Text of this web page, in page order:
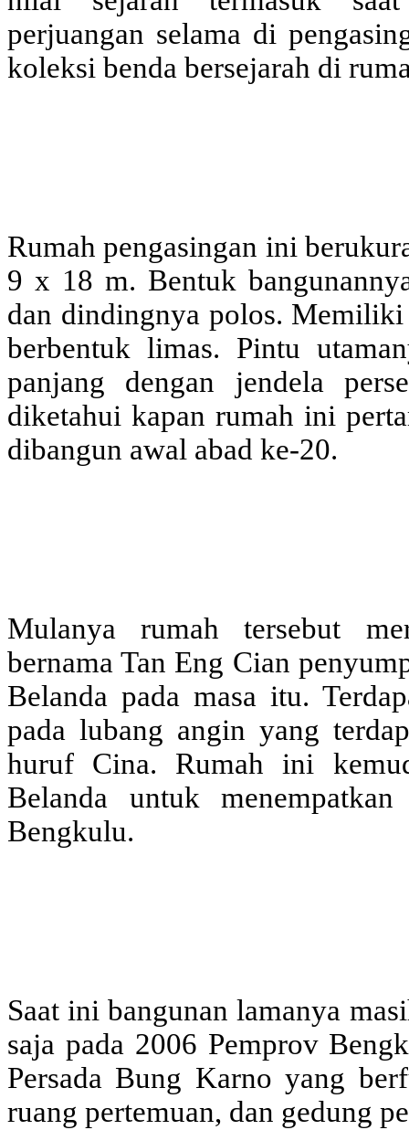
perjuangan selama di
koleksi benda bersejarah di
Rumah pengasingan ini
9 x 18 m. Bentuk
dan dindingnya polos. Memiliki
berbentuk limas. Pintu
panjang dengan jendela
diketahui kapan rumah ini
dibangun awal abad ke-20.
Mulanya rumah tersebut
bernama Tan Eng Cian
Belanda pada masa itu.
pada lubang angin yang
huruf Cina. Rumah ini
Belanda untuk
Bengkulu.
Saat ini bangunan lamanya
saja pada 2006 Pemprov
Persada Bung Karno yang
ruang pertemuan, dan gedung